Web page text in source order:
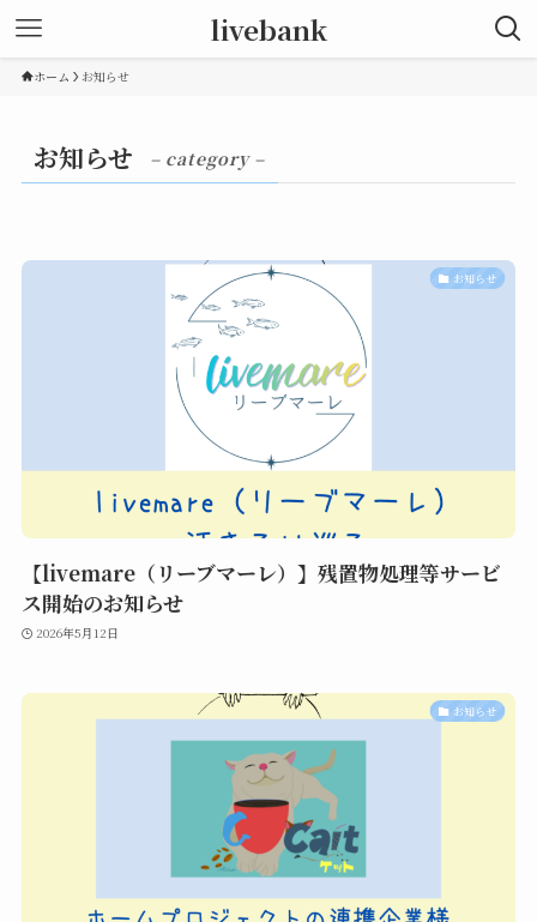
livebank
ホーム お知らせ
お知らせ – category –
お知らせ
【livemare（リーブマーレ）】残置物処理等サービ
ス開始のお知らせ
2026年5月12日
お知らせ